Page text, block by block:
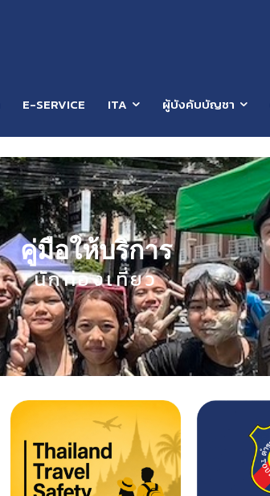
E-SERVICE ITA ผู้บังคับบัญชา
คู่มือให้บริการ
นักท่องเที่ยว